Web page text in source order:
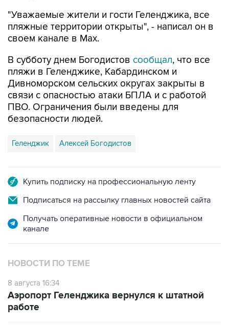
"Уважаемые жители и гости Геленджика, все
пляжные территории открыты", - написал он в
своем канале в Max.
В субботу днем Богодистов сообщал, что все
пляжи в Геленджике, Кабардинском и
Дивноморском сельских округах закрыты в
связи с опасностью атаки БПЛА и с работой
ПВО. Ограничения были введены для
безопасности людей.
Геленджик Алексей Богодистов
Купить подписку на профессиональную ленту
Подписаться на рассылку главных новостей сайта
Получать оперативные новости в официальном
канале
НОВОСТИ ПО ТЕМЕ
8 августа 16:34
Аэропорт Геленджика вернулся к штатной
работе